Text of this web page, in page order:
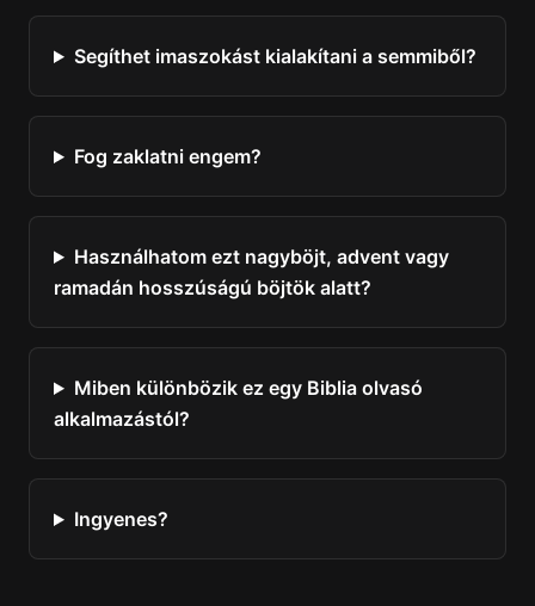
Segíthet imaszokást kialakítani a semmiből?
Fog zaklatni engem?
Használhatom ezt nagyböjt, advent vagy
ramadán hosszúságú böjtök alatt?
Miben különbözik ez egy Biblia olvasó
alkalmazástól?
Ingyenes?